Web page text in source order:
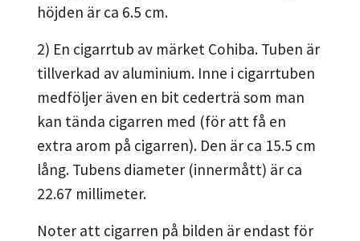
höjden är ca 6.5 cm.
2) En cigarrtub av märket Cohiba. Tuben är
tillverkad av aluminium. Inne i cigarrtuben
medföljer även en bit cederträ som man
kan tända cigarren med (för att få en
extra arom på cigarren). Den är ca 15.5 cm
lång. Tubens diameter (innermått) är ca
22.67 millimeter.
Noter att cigarren på bilden är endast för